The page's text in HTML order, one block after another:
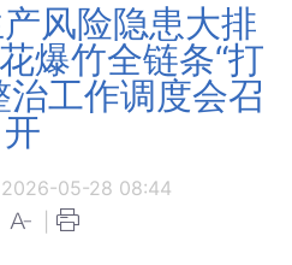
风险隐患大排
爆竹全链条“打
治工作调度会召
开
2026-05-28 08:44